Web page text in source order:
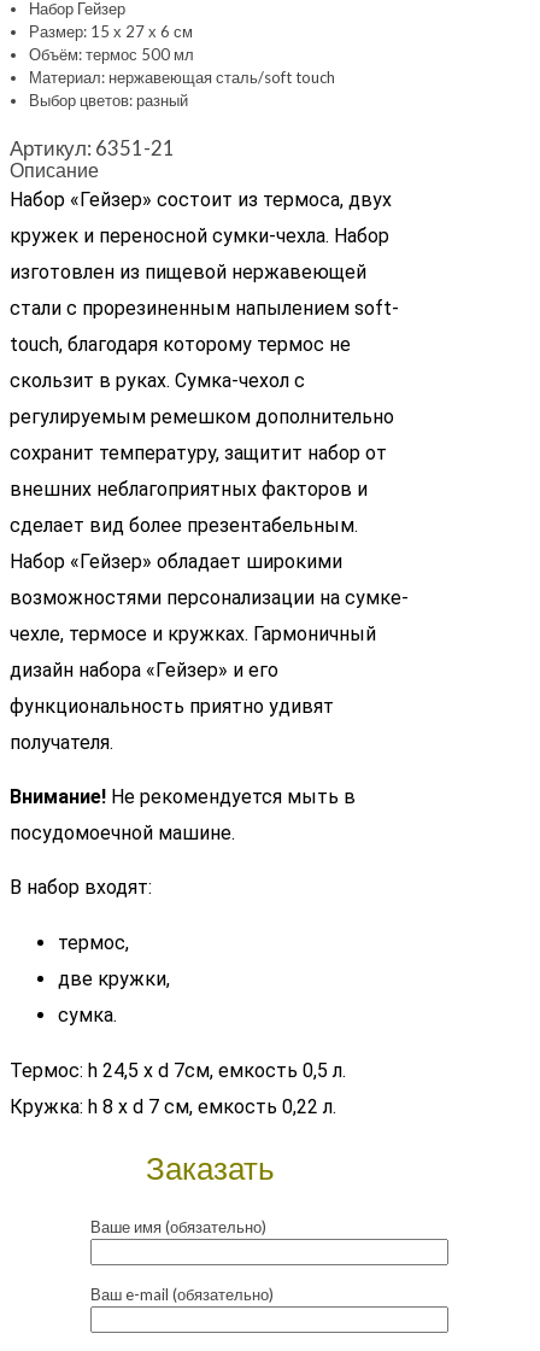
Набор Гейзер
Размер: 15 х 27 х 6 см
Объём: термос 500 мл
Материал: нержавеющая сталь/soft touch
Выбор цветов: разный
Артикул: 6351-21
Описание
Набор «Гейзер» состоит из термоса, двух
кружек и переносной сумки-чехла. Набор
изготовлен из пищевой нержавеющей
стали с прорезиненным напылением soft-
touch, благодаря которому термос не
скользит в руках. Сумка-чехол с
регулируемым ремешком дополнительно
сохранит температуру, защитит набор от
внешних неблагоприятных факторов и
сделает вид более презентабельным.
Набор «Гейзер» обладает широкими
возможностями персонализации на сумке-
чехле, термосе и кружках. Гармоничный
дизайн набора «Гейзер» и его
функциональность приятно удивят
получателя.
Внимание! Не рекомендуется мыть в
посудомоечной машине.
В набор входят:
термос,
две кружки,
сумка.
Термос: h 24,5 x d 7см, емкость 0,5 л.
Кружка: h 8 x d 7 см, емкость 0,22 л.
Заказать
Ваше имя (обязательно)
Ваш e-mail (обязательно)